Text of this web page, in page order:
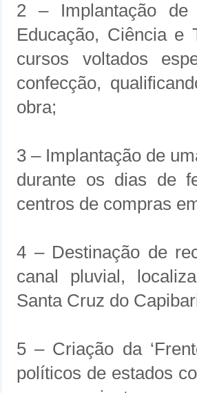
2 – Implantação de
Educação, Ciência e
cursos voltados
confecção,
obra;
3 – Implantação de
durante os dias de
centros de compras
4 – Destinação de
canal pluvial,
Santa Cruz do
5 – Criação da
políticos de estados